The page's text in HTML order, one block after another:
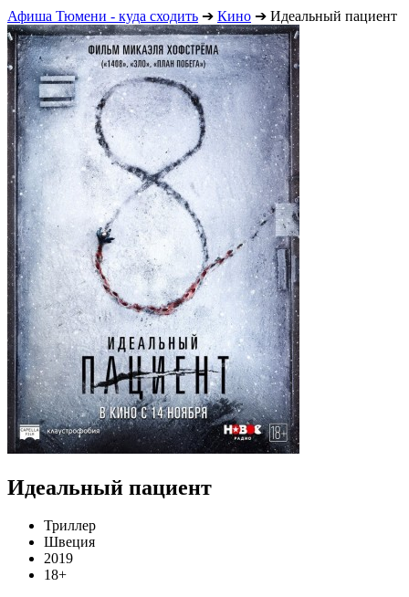
Афиша Тюмени - куда сходить ➔ Кино ➔ Идеальный пациент
Идеальный пациент
Триллер
Швеция
2019
18+